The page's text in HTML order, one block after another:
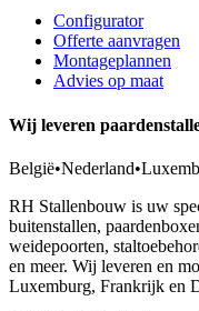
Configurator
Offerte aanvragen
Montageplannen
Advies op maat
Wij leveren
België•Nederland•
RH Stallenbouw is uw
buitenstallen,
weidepoorten,
en meer. Wij leveren en
Luxemburg, Frankrijk en